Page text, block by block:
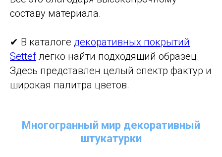
составу материала.
✔ В каталоге декоративных покрытий
Settefлегко найти подходящий образец.
Здесь представлен целый спектр фактур и
широкая палитра цветов.
Многогранный мир декоративный
штукатурки